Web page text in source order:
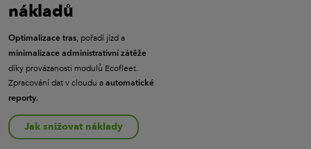
nákladů
Optimalizace tras, pořadí jízd a
minimalizace administrativní zátěže
díky provázanosti modulů Ecofleet.
Zpracování dat v cloudu a automatické
reporty.
Jak snižovat náklady